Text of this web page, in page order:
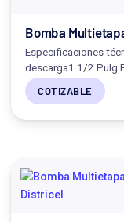
Bomba
Especificaciones
descarga1.1/2
COTIZABLE